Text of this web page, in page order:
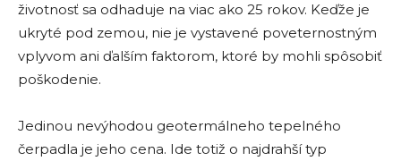
životnosť sa odhaduje na viac ako 25 rokov. Keďže je
ukryté pod zemou, nie je vystavené poveternostným
vplyvom ani ďalším faktorom, ktoré by mohli spôsobiť
poškodenie.
Jedinou nevýhodou geotermálneho tepelného
čerpadla je jeho cena. Ide totiž o najdrahší typ